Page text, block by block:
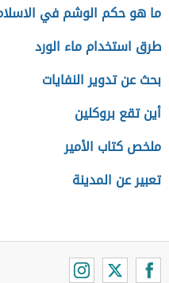
ما هو حكم الوشم في
طرق استخدام ماء الورد
بحث عن تدوير النفايات
أين تقع بروكلين
ملخص كتاب الأمير
تعبير عن المدينة